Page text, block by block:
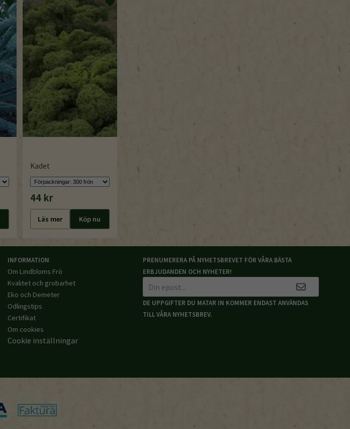
Kadet
44 kr
Läs mer Köp nu
INFORMATION
Om Lindbloms Frö
Kvalitet och grobarhet
Eko och Demeter
Odlingstips
Certifikat
Om cookies
Cookie inställningar
PRENUMERERA PÅ NYHETSBREVET FÖR VÅRA BÄSTA
ERBJUDANDEN OCH NYHETER!
DE UPPGIFTER DU MATAR IN KOMMER ENDAST ANVÄNDAS
TILL VÅRA NYHETSBREV.